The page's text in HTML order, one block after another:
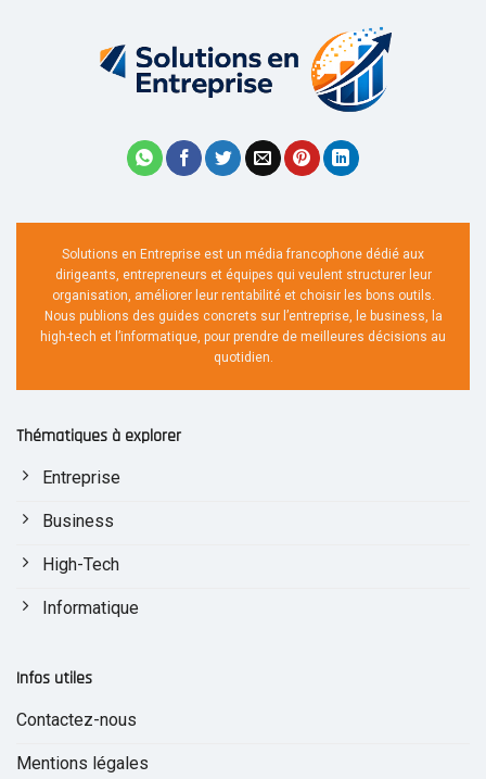
Solutions en Entreprise est un média francophone dédié aux
dirigeants, entrepreneurs et équipes qui veulent structurer leur
organisation, améliorer leur rentabilité et choisir les bons outils.
Nous publions des guides concrets sur l’entreprise, le business, la
high-tech et l’informatique, pour prendre de meilleures décisions au
quotidien.
Thématiques à explorer
Entreprise
Business
High-Tech
Informatique
Infos utiles
Contactez-nous
Mentions légales